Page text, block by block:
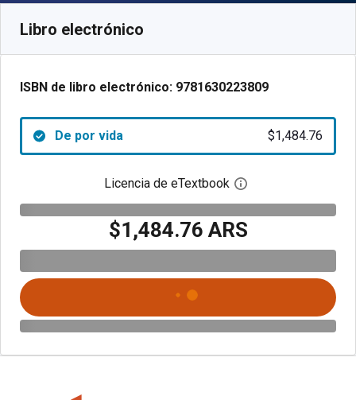
Libro electrónico
ISBN de libro electrónico: 9781630223809
De por vida $1,484.76
Licencia de eTextbook Abre el cuadro de
$1,484.76 ARS